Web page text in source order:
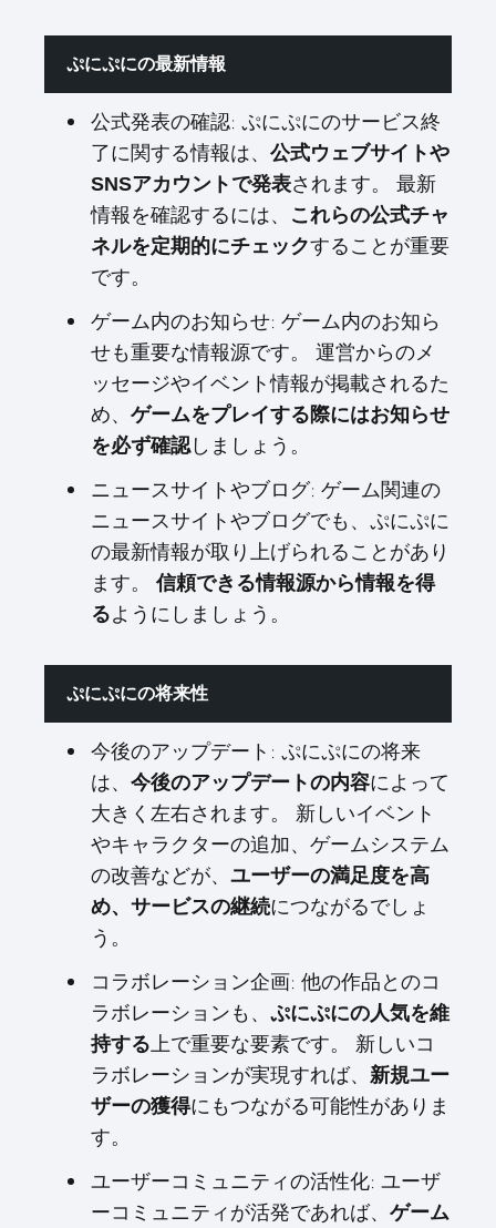
ぷにぷにの最新情報
公式発表の確認: ぷにぷにのサービス終
了に関する情報は、
公式ウェブサイトや
SNSアカウントで発表されます。 最新
情報を確認するには、
これらの公式チャ
ネルを定期的にチェックすることが重要
です。
ゲーム内のお知らせ: ゲーム内のお知ら
せも重要な情報源です。 運営からのメ
ッセージやイベント情報が掲載されるた
め、
ゲームをプレイする際にはお知らせ
を必ず確認しましょう。
ニュースサイトやブログ: ゲーム関連の
ニュースサイトやブログでも、ぷにぷに
の最新情報が取り上げられることがあり
ます。
信頼できる情報源から情報を得
るようにしましょう。
ぷにぷにの将来性
今後のアップデート: ぷにぷにの将来
は、
今後のアップデートの内容によって
大きく左右されます。 新しいイベント
やキャラクターの追加、ゲームシステム
の改善などが、
ユーザーの満足度を高
め、サービスの継続につながるでしょ
う。
コラボレーション企画: 他の作品とのコ
ラボレーションも、
ぷにぷにの人気を維
持する上で重要な要素です。 新しいコ
ラボレーションが実現すれば、
新規ユー
ザーの獲得にもつながる可能性がありま
す。
ユーザーコミュニティの活性化: ユーザ
ーコミュニティが活発であれば、
ゲーム